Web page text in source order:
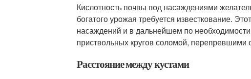
Кислотность почвы под насаждениями
богатого урожая требуется известкование.
насаждений и в дальнейшем по
приствольных кругов соломой, перепревшими
Расстояние между кустами